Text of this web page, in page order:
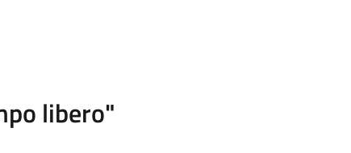
libero"